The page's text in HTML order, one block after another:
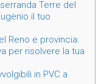
Terre del
il tuo
Reno e provincia:
per risolvere la tua
in PVC a